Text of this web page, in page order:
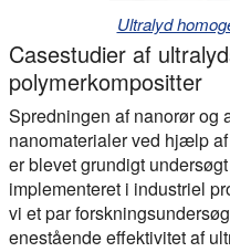
Ultralyd
Casestudier af
polymerkompositter
Spredningen af nanorør og
nanomaterialer ved hjælp
er blevet grundigt
implementeret i industriel
vi et par
enestående effektivitet af